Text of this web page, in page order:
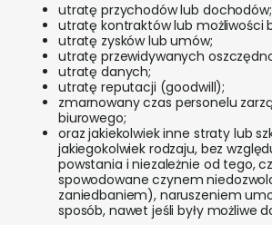
utratę przychodów lub dochodów;
utratę kontraktów lub możliwości
utratę zysków lub umów;
utratę przewidywanych
utratę danych;
utratę reputacji (goodwill);
zmarnowany czas personelu
biurowego;
oraz jakiekolwiek inne straty lub
jakiegokolwiek rodzaju, bez
powstania i niezależnie od tego,
spowodowane czynem
zaniedbaniem), naruszeniem
sposób, nawet jeśli były możliwe